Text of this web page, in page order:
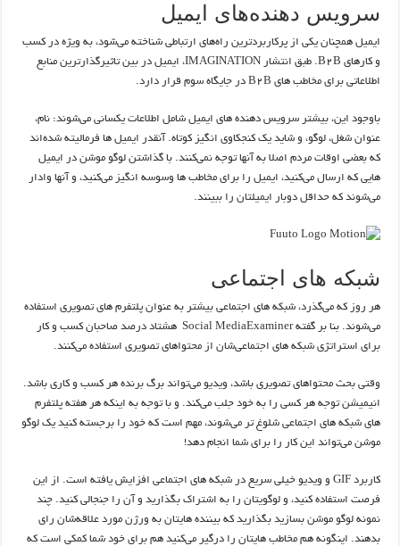
سرویس دهنده‌های ایمیل
ایمیل همچنان یکی از پرکاربردترین راه‌های ارتباطی شناخته می‌شود، به ویژه در کسب
و کارهای B2B. طبق انتشار IMAGINATION، ایمیل در بین تاثیرگذارترین منابع
اطلاعاتی برای مخاطب های B2B در جایگاه سوم قرار دارد.
باوجود این، بیشتر سرویس دهنده های ایمیل شامل اطلاعات یکسانی می‌شوند: نام،
عنوان شغل، لوگو، و شاید یک کنجکاوی انگیز کوتاه. آنقدر ایمیل ها فرمالیته شده‌اند
که بعضی اوقات مردم اصلا به آنها توجه نمی‌کنند. با گذاشتن لوگو موشن در ایمیل
هایی که ارسال می‌کنید، ایمیل را برای مخاطب ها وسوسه انگیز می‌کنید، و آنها وادار
می‌شوند که حداقل دوبار ایمیلتان را ببینند.
شبکه های اجتماعی
هر روز که می‌گذرد، شبکه های اجتماعی بیشتر به عنوان پلتفرم های تصویری استفاده
می‌شوند. بنا بر گفته Social MediaExaminer هشتاد درصد صاحبان کسب و کار
برای استراتژی شبکه های اجتماعی‌شان از محتواهای تصویری استفاده می‌کنند.
وقتی بحث محتواهای تصویری باشد، ویدیو می‌تواند برگ برنده هر کسب و کاری باشد.
انیمیشن توجه هر کسی را به خود جلب می‌کند. و با توجه به اینکه هر هفته پلتفرم
های شبکه های اجتماعی شلوغ تر می‌شوند، مهم است که خود را برجسته کنید یک لوگو
موشن می‌تواند این کار را برای شما انجام دهد!
کاربرد GIF و ویدیو خیلی سریع در شبکه های اجتماعی افزایش یافته است. از این
فرصت استفاده کنید، و لوگویتان را به اشتراک بگذارید و آن را جنجالی کنید. چند
نمونه لوگو موشن بسازید بگذارید که بیننده هایتان به ورژن مورد علاقه‌شان رای
بدهند. اینگونه هم مخاطب هایتان را درگیر می‌کنید هم برای خود شما کمکی است که